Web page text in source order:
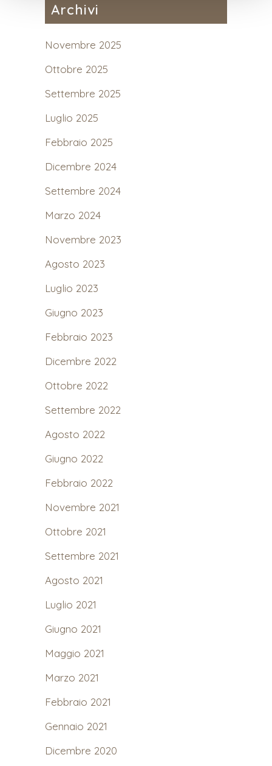
Archivi
Novembre 2025
Ottobre 2025
Settembre 2025
Luglio 2025
Febbraio 2025
Dicembre 2024
Settembre 2024
Marzo 2024
Novembre 2023
Agosto 2023
Luglio 2023
Giugno 2023
Febbraio 2023
Dicembre 2022
Ottobre 2022
Settembre 2022
Agosto 2022
Giugno 2022
Febbraio 2022
Novembre 2021
Ottobre 2021
Settembre 2021
Agosto 2021
Luglio 2021
Giugno 2021
Maggio 2021
Marzo 2021
Febbraio 2021
Gennaio 2021
Dicembre 2020